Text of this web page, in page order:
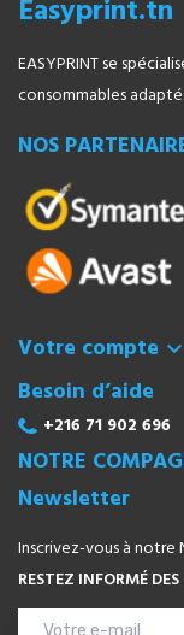
Easyprint.tn
EASYPRINT se
consommables
NOS
Votre compte 
Besoin d’aide
+216 71 902 696
NOTRE
Newsletter
Inscrivez-vous à
RESTEZ INFORMÉ